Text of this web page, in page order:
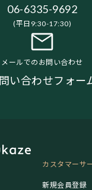
06-6335-9692
(平日9:30-17:30)
メールでのお問い合わせ
い合わせフォー
カスタマーサ
新規会員登録